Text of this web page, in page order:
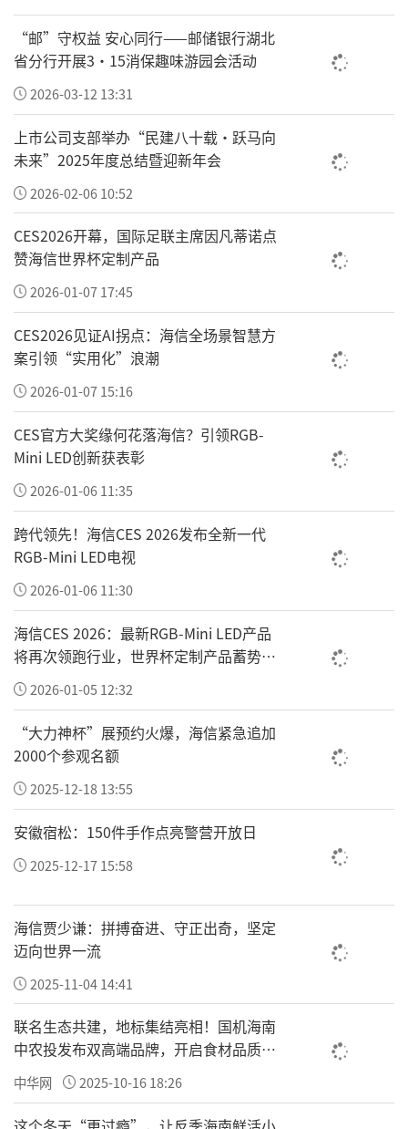
法、运动控制等技术，追觅科技先是入局智能
清洁电器市场，逐步成为全球智能清洁电器领
导品牌，旗下扫地机器人、洗地机、割草机器
人等产品，已经在海外多个国家与地区取得了
市占率第一。
“我们所奔赴的，不仅是一场商业上的远征，
更是一次次关于‘人如何实现价值’的践行与
思考”，俞浩表示，创造中的汗水、突破时的
欢呼，这些才是推动世界进步的真正力量。
责任编辑：陈静
“邮”守权益 安心同行——邮储银行湖北
省分行开展3·15消保趣味游园会活动
2026-03-12 13:31
上市公司支部举办“民建八十载·跃马向
未来”2025年度总结暨迎新年会
2026-02-06 10:52
CES2026开幕，国际足联主席因凡蒂诺点
赞海信世界杯定制产品
2026-01-07 17:45
CES2026见证AI拐点：海信全场景智慧方
案引领“实用化”浪潮
2026-01-07 15:16
CES官方大奖缘何花落海信？引领RGB-
Mini LED创新获表彰
2026-01-06 11:35
跨代领先！海信CES 2026发布全新一代
RGB-Mini LED电视
2026-01-06 11:30
海信CES 2026：最新RGB-Mini LED产品
将再次领跑行业，世界杯定制产品蓄势待
发 2026-01-05 12:32
“大力神杯”展预约火爆，海信紧急追加
2000个参观名额
2025-12-18 13:55
安徽宿松：150件手作点亮警营开放日
2025-12-17 15:58
海信贾少谦：拼搏奋进、守正出奇，坚定
迈向世界一流
2025-11-04 14:41
联名生态共建，地标集结亮相！国机海南
中农投发布双高端品牌，开启食材品质新
纪元
中华网 2025-10-16 18:26